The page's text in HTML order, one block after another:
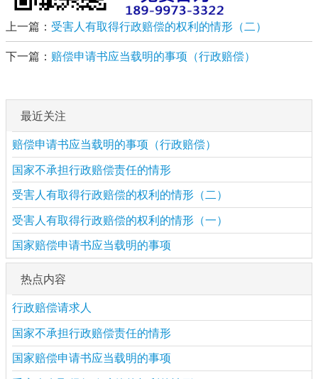
上一篇： 受害人有取得行政赔偿的权利的情形（二）
下一篇： 赔偿申请书应当载明的事项（行政赔偿）
最近关注
赔偿申请书应当载明的事项（行政赔偿）
国家不承担行政赔偿责任的情形
受害人有取得行政赔偿的权利的情形（二）
受害人有取得行政赔偿的权利的情形（一）
国家赔偿申请书应当载明的事项
热点内容
行政赔偿请求人
国家不承担行政赔偿责任的情形
国家赔偿申请书应当载明的事项